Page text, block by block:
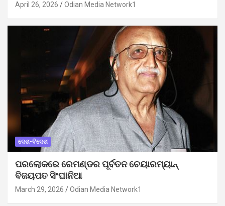
April 26, 2026 Odian Media Network1
ଦେଶ-ବିଦେଶ
ପରଲୋକରେ ରେମଣ୍ଡର ପୂର୍ବତନ ଚେୟାରମ୍ୟାନ୍
ବିଜୟପତ ସିଂଘାନିଆ
March 29, 2026 Odian Media Network1